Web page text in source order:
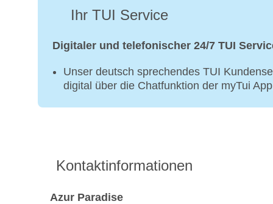
Ihr TUI Service
Digitaler und telefonischer 24/7 TUI
Unser deutsch sprechendes TUI
digital über die Chatfunktion der myTui
Kontaktinformationen
Azur Paradise